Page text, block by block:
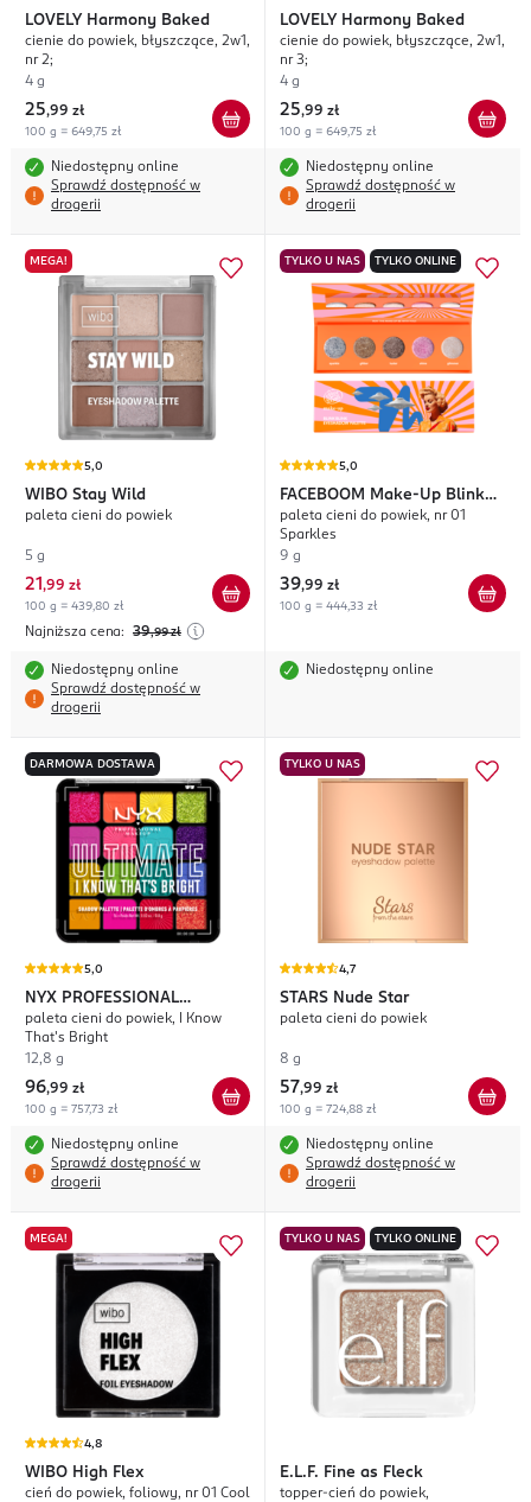
LOVELY Harmony Baked
cienie do powiek, błyszczące, 2w1,
nr 2;
4 g
25,99 zł
100 g = 649,75 zł
Niedostępny online
Sprawdź dostępność w
drogerii
LOVELY Harmony Baked
cienie do powiek, błyszczące, 2w1,
nr 3;
4 g
25,99 zł
100 g = 649,75 zł
Niedostępny online
Sprawdź dostępność w
drogerii
MEGA!
5,0
WIBO Stay Wild
paleta cieni do powiek
5 g
21 ,99 zł
100 g = 439,80 zł
Najniższa cena: 39,99 zł
Niedostępny online
Sprawdź dostępność w
drogerii
TYLKO U NAS TYLKO ONLINE
5,0
FACEBOOM
Make-Up Blink
Blink
paleta cieni do powiek, nr 01
Sparkles
9 g
39,99 zł
100 g = 444,33 zł
Niedostępny online
DARMOWA DOSTAWA
5,0
NYX PROFESSIONAL
MAKEUP Ultimate
paleta cieni do powiek, I Know
That's Bright
12,8 g
96,99 zł
100 g = 757,73 zł
Niedostępny online
Sprawdź dostępność w
drogerii
TYLKO U NAS
4,7
STARS Nude Star
paleta cieni do powiek
8 g
57,99 zł
100 g = 724,88 zł
Niedostępny online
Sprawdź dostępność w
drogerii
MEGA!
4,8
WIBO High Flex
cień do powiek, foliowy, nr 01 Cool
TYLKO U NAS TYLKO ONLINE
E.L.F. Fine as Fleck
topper-cień do powiek,